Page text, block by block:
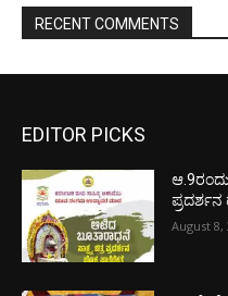
RECENT COMMENTS
EDITOR PICKS
ಆ.9ರಂದು
August 8,